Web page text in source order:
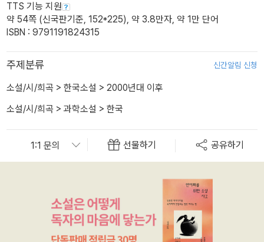
TTS 기능 지원
약 54쪽 (신국판기준, 152*225), 약 3.8만자, 약 1만 단어
ISBN : 9791191824315
주제분류 신간알림 신청
소설/시/희곡 > 한국소설 > 2000년대 이후
소설/시/희곡 > 과학소설 > 한국
선물하기 공유하기